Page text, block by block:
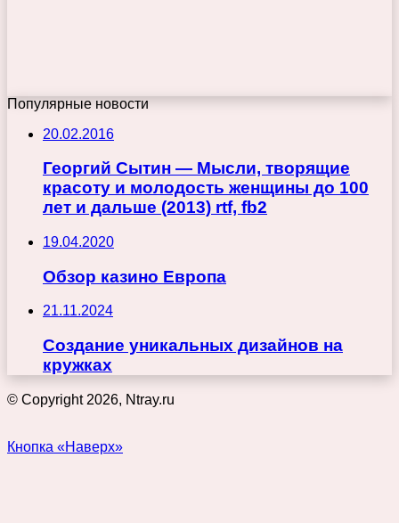
Популярные новости
20.02.2016
Георгий Сытин — Мысли, творящие
красоту и молодость женщины до 100
лет и дальше (2013) rtf, fb2
19.04.2020
Обзор казино Европа
21.11.2024
Создание уникальных дизайнов на
кружках
© Copyright 2026, Ntray.ru
Кнопка «Наверх»